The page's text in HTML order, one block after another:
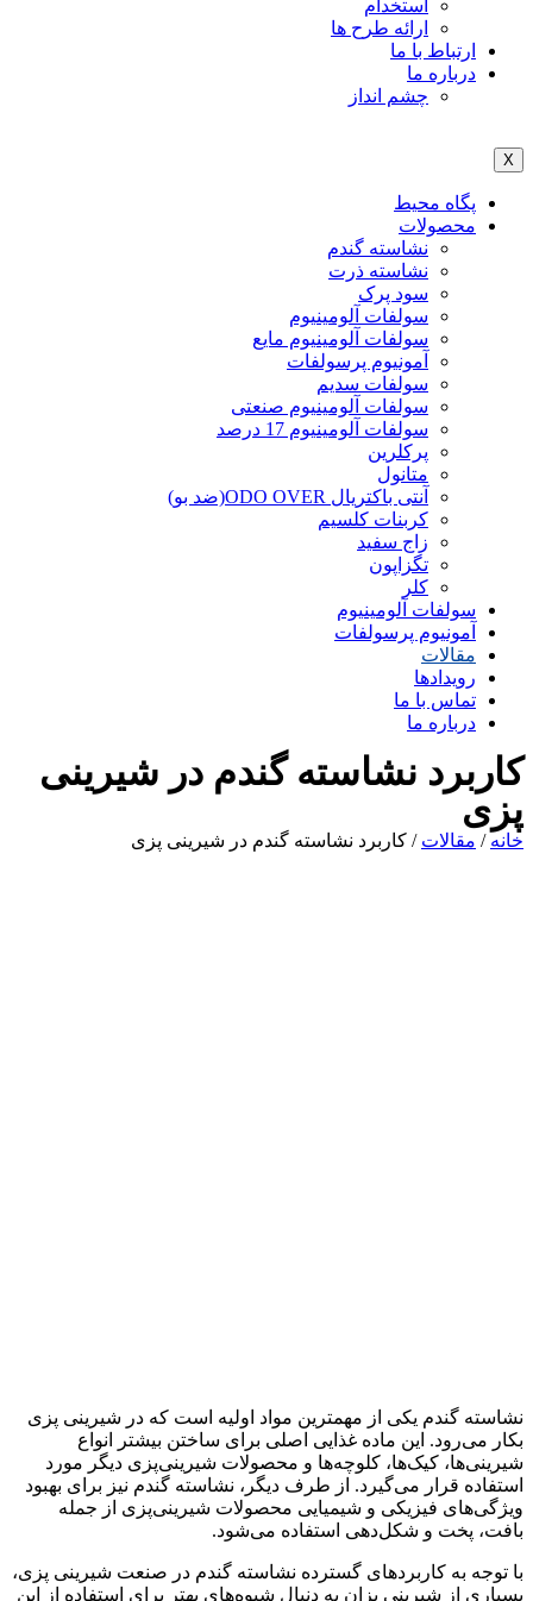
استخدام
ارائه طرح ها
ارتباط با ما
درباره ما
چشم انداز
X
پگاه محیط
محصولات
نشاسته گندم
نشاسته ذرت
سود پرک
سولفات آلومینیوم
سولفات آلومینیوم مایع
آمونیوم پرسولفات
سولفات سدیم
سولفات آلومینیوم صنعتی
سولفات آلومینیوم 17 درصد
پرکلرین
متانول
آنتی باکتریال ODO OVER(ضد بو)
کربنات کلسیم
زاج سفید
تگزاپون
کلر
سولفات آلومینیوم
آمونیوم پرسولفات
مقالات
رویدادها
تماس با ما
درباره ما
کاربرد نشاسته گندم در شیرینی
پزی
خانه / مقالات / کاربرد نشاسته گندم در شیرینی پزی
نشاسته گندم یکی از مهمترین مواد اولیه است که در شیرینی پزی
بکار می‌رود. این ماده غذایی اصلی برای ساختن بیشتر انواع
شیرینی‌ها، کیک‌ها، کلوچه‌ها و محصولات شیرینی‌پزی دیگر مورد
استفاده قرار می‌گیرد. از طرف دیگر، نشاسته گندم نیز برای بهبود
ویژگی‌های فیزیکی و شیمیایی محصولات شیرینی‌پزی از جمله
بافت، پخت و شکل‌دهی استفاده می‌شود.
با توجه به کاربردهای گسترده نشاسته گندم در صنعت شیرینی پزی،
بسیاری از شیرینی پزان به دنبال شیوه‌های بهتر برای استفاده از این